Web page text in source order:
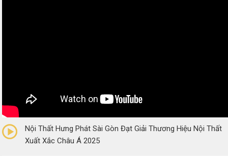
(0 Reviews)
Nội Thất Hưng Phát Sài Gòn Đạt Giải Thương Hiệu Nội Thất
Xuất Xắc Châu Á 2025